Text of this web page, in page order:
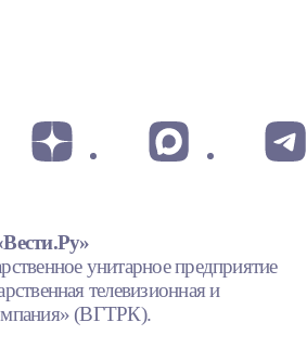
унитарное предприятие
телевизионная и
(ВГТРК).